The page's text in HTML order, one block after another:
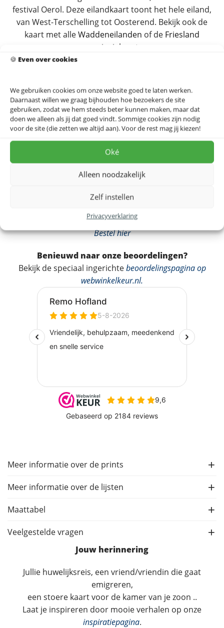
🍪 Even over cookies
We gebruiken cookies om onze website goed te laten werken.
Daarnaast willen we graag bijhouden hoe bezoekers de site
gebruiken, zodat we hem steeds beter kunnen maken, maar dat
doen we alleen als jij dat goed vindt. Sommige cookies zijn nodig
voor de site (die zetten we altijd aan). Voor de rest mag jij kiezen!
Oké
Alleen noodzakelijk
Zelf instellen
Privacyverklaring
festival Oerol. Deze eilandkaart toont het hele eiland,
van West-Terschelling tot Oosterend. Bekijk ook de
kaart met alleWaddeneilanden of de Friesland
provinciekaart
de akoestiek in huis verbetert. Een prachtig cadeau
voor eilandliefhebbers en iedereen met mooie
herinneringen aan Terschelling. Bekijk voor meer
varianten ookalle Terschelling posters.
Op zoek naar een extra lijst?
Bestel hier
Benieuwd naar onze beoordelingen?
Bekijk de speciaal ingerichtebeoordelingspagina op
webwinkelkeur.nl.
Meer informatie over de prints
Meer informatie over de lijsten
Maattabel
Veelgestelde vragen
Jouw herinnering
Jullie huwelijksreis, een vriend/vriendin die gaat
emigreren,
een stoere kaart voor de kamer van je zoon ..
Laat je inspireren door mooie verhalen op onze
inspiratiepagina.